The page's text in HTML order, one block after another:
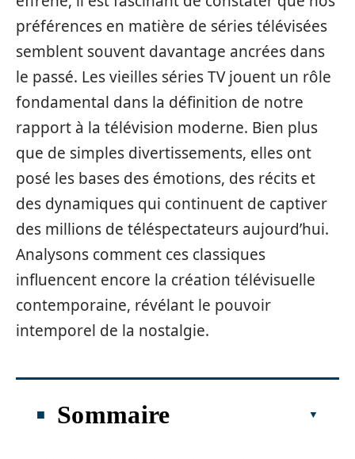
préférences en matière de séries télévisées
semblent souvent davantage ancrées dans
le passé. Les vieilles séries TV jouent un rôle
fondamental dans la définition de notre
rapport à la télévision moderne. Bien plus
que de simples divertissements, elles ont
posé les bases des émotions, des récits et
des dynamiques qui continuent de captiver
des millions de téléspectateurs aujourd’hui.
Analysons comment ces classiques
influencent encore la création télévisuelle
contemporaine, révélant le pouvoir
intemporel de la nostalgie.
Sommaire